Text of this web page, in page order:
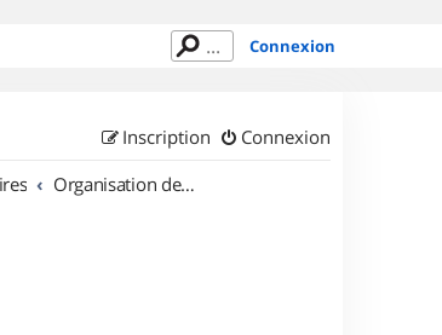
Connexion
Connexion
Inscription
Organisation de sorties en région Rhône Alpes